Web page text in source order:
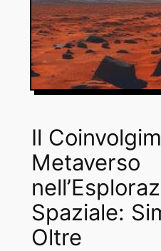
Il
Metaverso
Spaziale:
Oltre